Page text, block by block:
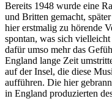
Bereits 1948 wurde eine
und Britten gemacht,
hier erstmalig zu hörende
spontan, was sich
dafür umso mehr das
England lange Zeit
auf der Insel, die diese
aufführen. Die hier
in England produzierten